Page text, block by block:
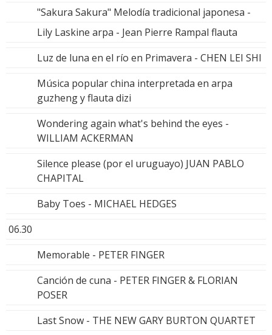
"Sakura Sakura" Melodía tradicional japonesa -
Lily Laskine arpa - Jean Pierre Rampal flauta
Luz de luna en el río en Primavera - CHEN LEI SHI
Música popular china interpretada en arpa
guzheng y flauta dizi
Wondering again what's behind the eyes -
WILLIAM ACKERMAN
Silence please (por el uruguayo) JUAN PABLO
CHAPITAL
Baby Toes - MICHAEL HEDGES
06.30
Memorable - PETER FINGER
Canción de cuna - PETER FINGER & FLORIAN
POSER
Last Snow - THE NEW GARY BURTON QUARTET